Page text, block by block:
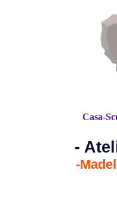
-
-
Casa-